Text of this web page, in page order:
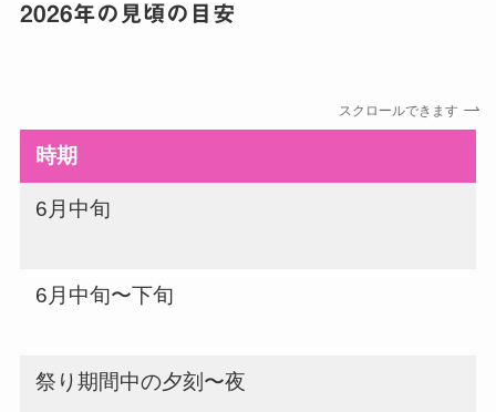
2026年の見頃の目安
スクロールできます
時期
6月中旬
6月中旬〜下旬
祭り期間中の夕刻〜夜